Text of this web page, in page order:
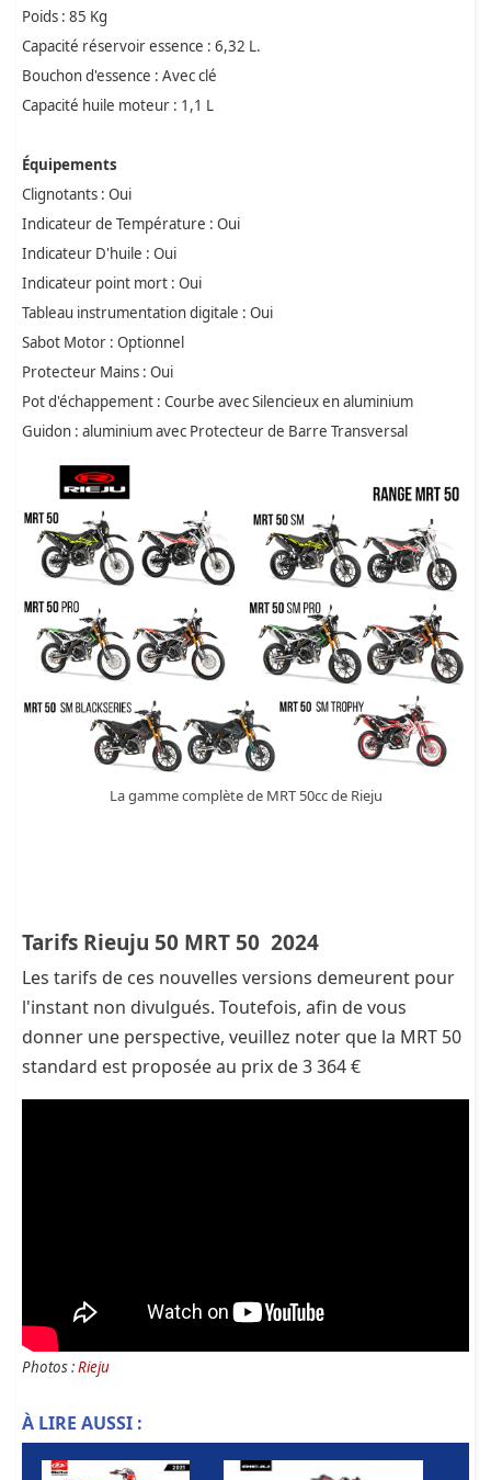
Poids : 85 Kg
Capacité réservoir essence : 6,32 L.
Bouchon d'essence : Avec clé
Capacité huile moteur : 1,1 L
Équipements
Clignotants : Oui
Indicateur de Température : Oui
Indicateur D'huile : Oui
Indicateur point mort : Oui
Tableau instrumentation digitale : Oui
Sabot Motor : Optionnel
Protecteur Mains : Oui
Pot d'échappement : Courbe avec Silencieux en aluminium
Guidon : aluminium avec Protecteur de Barre Transversal
La gamme complète de MRT 50cc de Rieju
Tarifs Rieuju 50 MRT 50 2024
Les tarifs de ces nouvelles versions demeurent pour
l'instant non divulgués. Toutefois, afin de vous
donner une perspective, veuillez noter que la MRT 50
standard est proposée au prix de 3 364 €
Photos :Rieju
À LIRE AUSSI :